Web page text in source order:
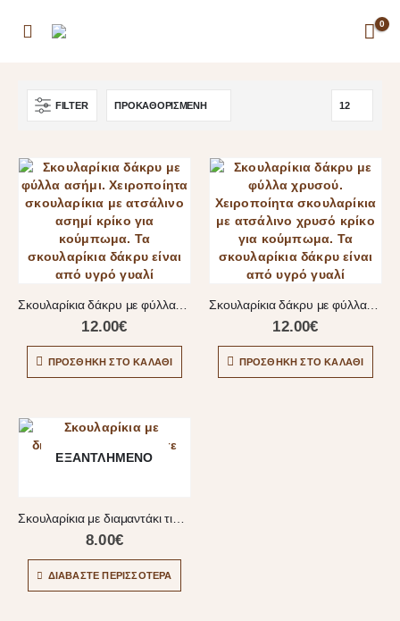
0
FILTER
Σκουλαρίκια δάκρυ με φύλλα ασήμι
12.00€
ΠΡΟΣΘΉΚΗ ΣΤΟ ΚΑΛΆΘΙ
Σκουλαρίκια δάκρυ με φύλλα χρυσού
12.00€
ΠΡΟΣΘΉΚΗ ΣΤΟ ΚΑΛΆΘΙ
ΕΞΑΝΤΛΗΜΈΝΟ
Σκουλαρίκια με διαμαντάκι τιρκουάζ σε σχήμα δάκρυ
8.00€
ΔΙΑΒΆΣΤΕ ΠΕΡΙΣΣΌΤΕΡΑ